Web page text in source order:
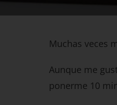
Muchas veces
Aunque me
ponerme 10